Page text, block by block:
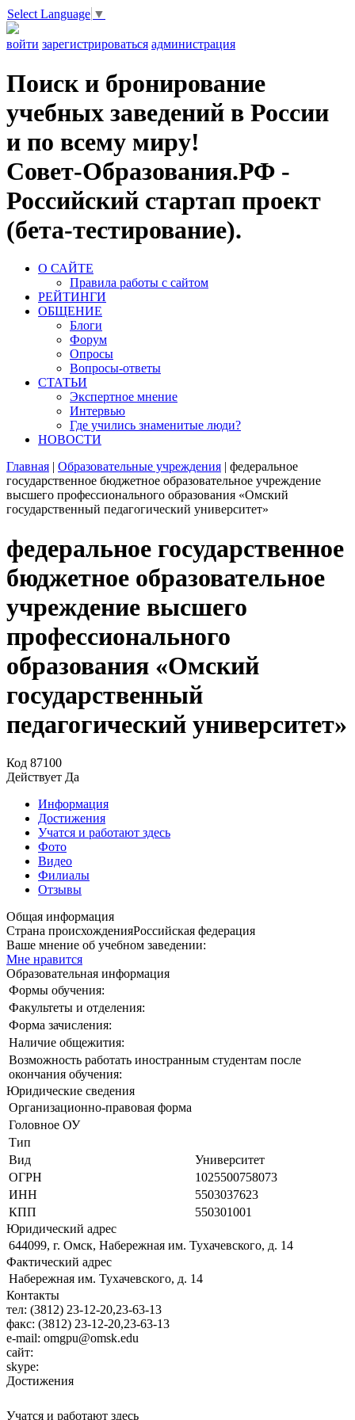
Select Language ▼
войти зарегистрироваться администрация
Поиск и бронирование
учебных заведений в России
и по всему миру!
Совет-Образования.РФ -
Российский стартап проект
(бета-тестирование).
О САЙТЕ
Правила работы с сайтом
РЕЙТИНГИ
ОБЩЕНИЕ
Блоги
Форум
Опросы
Вопросы-ответы
СТАТЬИ
Экспертное мнение
Интервью
Где учились знаменитые люди?
НОВОСТИ
Главная | Образовательные учреждения | федеральное
государственное бюджетное образовательное учреждение
высшего профессионального образования «Омский
государственный педагогический университет»
федеральное государственное
бюджетное образовательное
учреждение высшего
профессионального
образования «Омский
государственный
педагогический университет»
Код 87100
Действует Да
Информация
Достижения
Учатся и работают здесь
Фото
Видео
Филиалы
Отзывы
Общая информация
Страна происхожденияРоссийская федерация
Ваше мнение об учебном заведении:
Мне нравится
Образовательная информация
Формы обучения:
Факультеты и отделения:
Форма зачисления:
Наличие общежития:
Возможность работать иностранным студентам после
окончания обучения:
Юридические сведения
Организационно-правовая форма
Головное ОУ
Тип
Вид
Университет
ОГРН
1025500758073
ИНН
5503037623
КПП
550301001
Юридический адрес
644099, г. Омск, Набережная им. Тухачевского, д. 14
Фактический адрес
Набережная им. Тухачевского, д. 14
Контакты
тел: (3812) 23-12-20,23-63-13
факс: (3812) 23-12-20,23-63-13
e-mail: omgpu@omsk.edu
сайт:
skype:
Достижения
Учатся и работают здесь